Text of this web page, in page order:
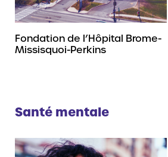
Fondation de l’Hôpital Brome-
Missisquoi-Perkins
Santé mentale